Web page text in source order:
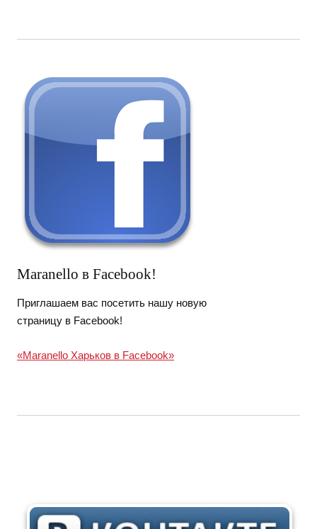
Maranello в Facebook!
Приглашаем вас посетить нашу новую
страницу в Facebook!
«Maranello Харьков в Facebook»